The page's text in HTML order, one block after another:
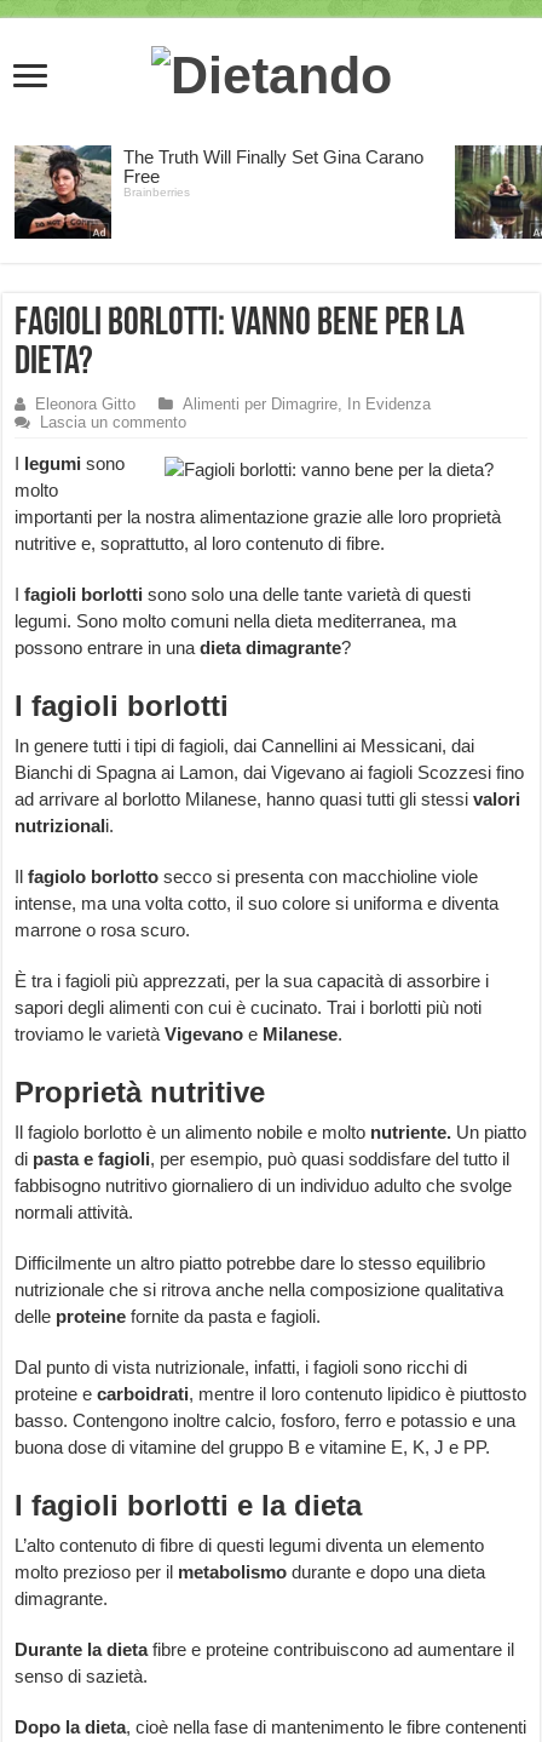
Fagioli borlotti: vanno bene per la
dieta?
Eleonora Gitto Alimenti per Dimagrire,
In Evidenza
Lascia un commento
I legumi sono
molto
importanti per la nostra alimentazione grazie alle loro proprietà
nutritive e, soprattutto, al loro contenuto di fibre.
Ifagioli borlotti sono solo una delle tante varietà di questi
legumi. Sono molto comuni nella dieta mediterranea, ma
possono entrare in unadieta dimagrante?
I fagioli borlotti
In genere tutti i tipi di fagioli, dai Cannellini ai Messicani, dai
Bianchi di Spagna ai Lamon, dai Vigevano ai fagioli Scozzesi fino
ad arrivare al borlotto Milanese, hanno quasi tutti gli stessi valori
nutrizionali.
Ilfagiolo borlotto secco si presenta con macchioline viole
intense, ma una volta cotto, il suo colore si uniforma e diventa
marrone o rosa scuro.
È tra i fagioli più apprezzati, per la sua capacità di assorbire i
sapori degli alimenti con cui è cucinato. Trai i borlotti più noti
troviamo le varietà Vigevano e Milanese.
Proprietà nutritive
Il fagiolo borlotto è un alimento nobile e molto nutriente. Un piatto
di pasta e fagioli, per esempio, può quasi soddisfare del tutto il
fabbisogno nutritivo giornaliero di un individuo adulto che svolge
normali attività.
Difficilmente un altro piatto potrebbe dare lo stesso equilibrio
nutrizionale che si ritrova anche nella composizione qualitativa
delle proteine fornite da pasta e fagioli.
Dal punto di vista nutrizionale, infatti, i fagioli sono ricchi di
proteine ecarboidrati, mentre il loro contenuto lipidico è piuttosto
basso. Contengono inoltre calcio, fosforo, ferro e potassio e una
buona dose di vitamine del gruppo B e vitamine E, K, J e PP.
I fagioli borlotti e la dieta
L’alto contenuto di fibre di questi legumi diventa un elemento
molto prezioso per il metabolismo durante e dopo una dieta
dimagrante.
Durante la dietafibre e proteine contribuiscono ad aumentare il
senso di sazietà.
Dopo la dieta, cioè nella fase di mantenimento le fibre contenenti